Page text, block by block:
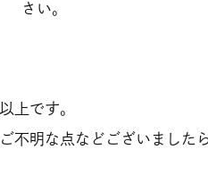
さい。
以上です。
ご不明な点などございました